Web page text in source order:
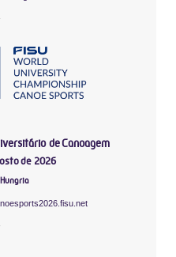
de Canoagem
de 2026